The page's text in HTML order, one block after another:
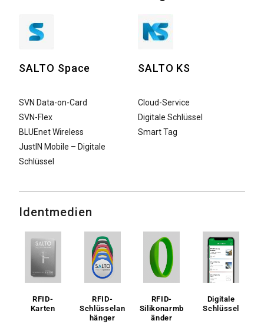
SALTO Space
SVN Data-on-Card
SVN-Flex
BLUEnet Wireless
JustIN Mobile – Digitale
Schlüssel
SALTO KS
Cloud-Service
Digitale Schlüssel
Smart Tag
Identmedien
RFID-
Karten
RFID-
Schlüsselan
hänger
RFID-
Silikonarmb
änder
Digitale
Schlüssel